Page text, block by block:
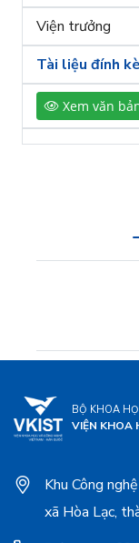
Viện trưởng
Tài liệu đính
Xem văn
BỘ KHOA
VIỆN KHOA
Khu Công
xã Hòa Lạc,